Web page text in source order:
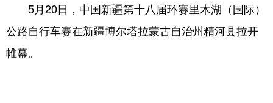
多语种频道
English
5月20日，中国新疆第十八届环赛里木湖（国际）
公路自行车赛在新疆博尔塔拉蒙古自治州精河县拉开
帷幕。